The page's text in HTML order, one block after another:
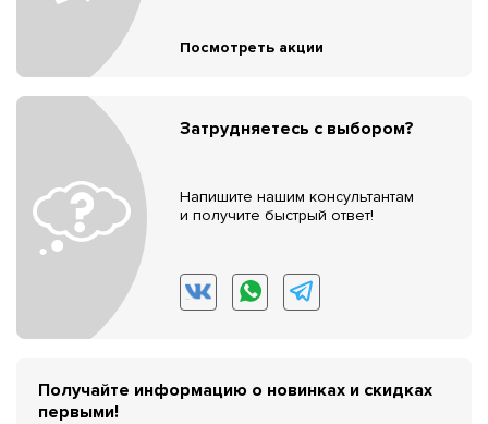
Посмотреть акции
Затрудняетесь с выбором?
Напишите нашим консультантам
и получите быстрый ответ!
Получайте информацию о новинках и скидках
первыми!